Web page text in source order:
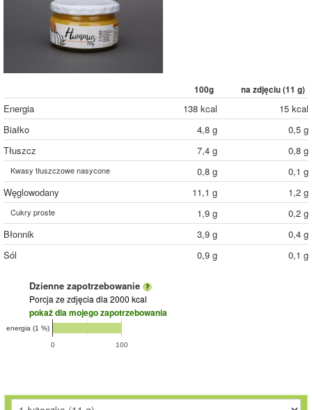
100g na zdjęciu (11 g)
Energia 138 kcal
15 kcal
Białko
4,8 g
0,5 g
Tłuszcz
7,4 g 0,8 g
Kwasy tłuszczowe nasycone 0,8 g
0,1 g
Węglowodany
11,1 g 1,2 g
Cukry proste 1,9 g
0,2 g
Błonnik
3,9 g
0,4 g
Sól
0,9 g 0,1 g
Dzienne zapotrzebowanie
Porcja ze zdjęcia dla 2000 kcal
pokaż dla mojego zapotrzebowania
0 100
energia (1 %)